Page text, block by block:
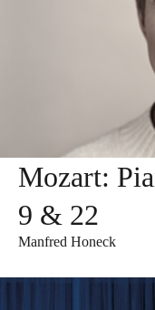
Mozart:
9 & 22
Manfred Honeck